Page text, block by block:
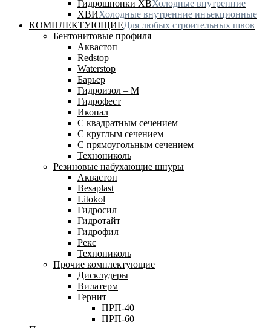
Гидрошпонки ХВХолодные внутренние
ХВИХолодные внутренние инъекционные
КОМПЛЕКТУЮЩИЕДля любых строительных швов
Бентонитовые профиля
Аквастоп
Redstop
Waterstop
Барьер
Гидроизол – М
Гидрофест
Икопал
С квадратным сечением
С круглым сечением
С прямоугольным сечением
Технониколь
Резиновые набухающие шнуры
Аквастоп
Besaplast
Litokol
Гидросил
Гидротайт
Гидрофил
Рекс
Технониколь
Прочие комплектующие
Дисклудеры
Вилатерм
Гернит
ПРП-40
ПРП-60